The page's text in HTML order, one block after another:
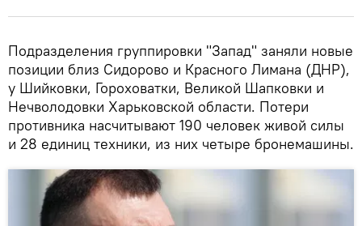
Подразделения группировки "Запад" заняли новые
позиции близ Сидорово и Красного Лимана (ДНР),
у Шийковки, Гороховатки, Великой Шапковки и
Нечволодовки Харьковской области. Потери
противника насчитывают 190 человек живой силы
и 28 единиц техники, из них четыре бронемашины.